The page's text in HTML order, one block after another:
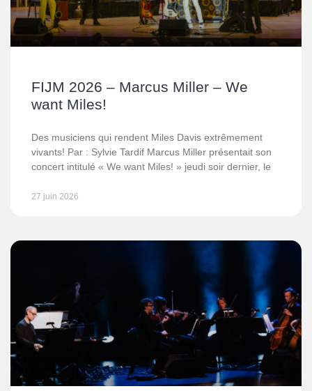
FIJM 2026 – Marcus Miller – We
want Miles!
Des musiciens qui rendent Miles Davis extrêmement
vivants! Par : Sylvie Tardif Marcus Miller présentait son
concert intitulé « We want Miles! » jeudi soir dernier, le
27 juin 2026